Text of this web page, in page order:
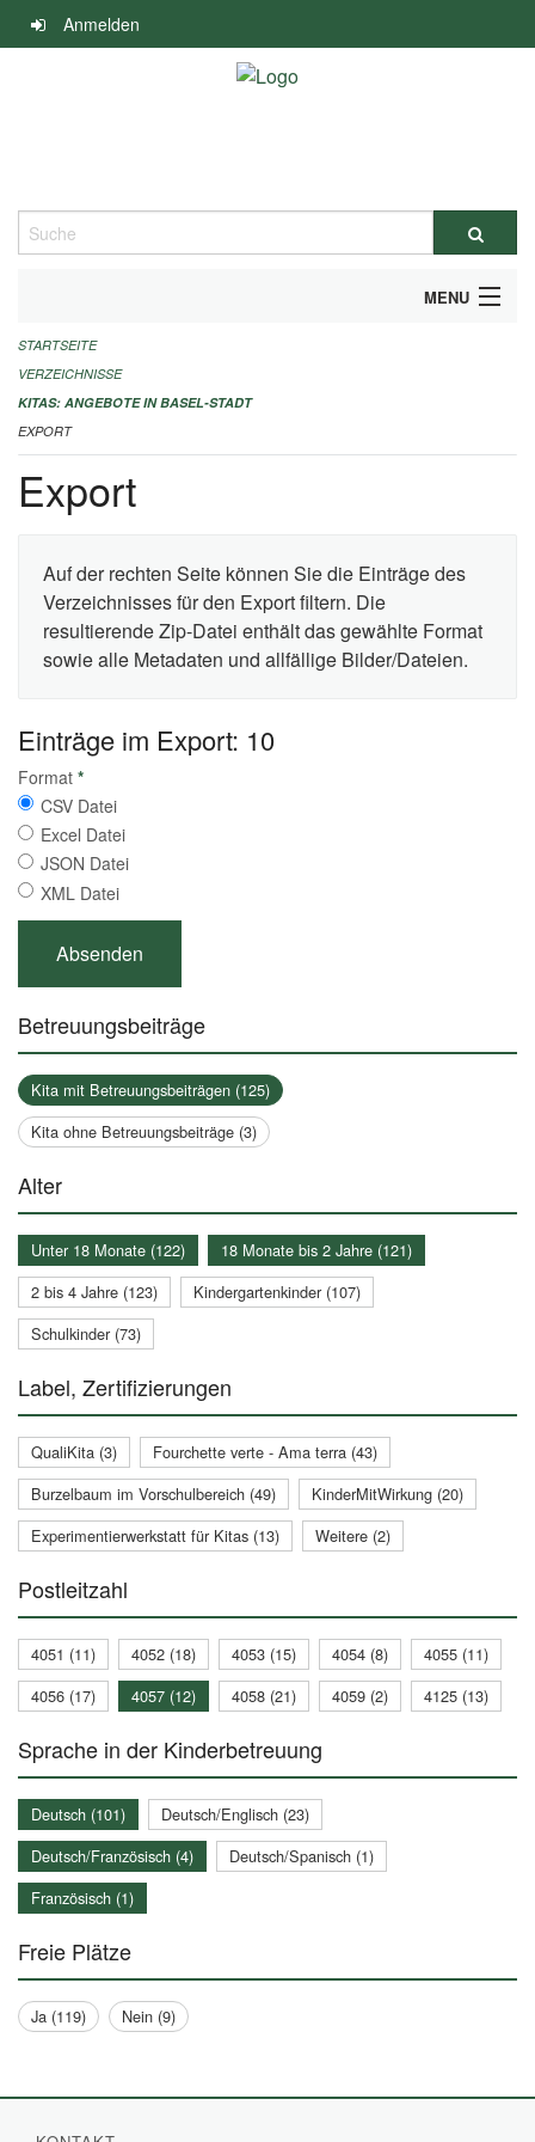
Navigation
überspringen
Anmelden
Suche
MENU
ALLGEMEINE INFORMATIONEN
IMPRESSUM
STARTSEITE
VERZEICHNISSE
KITAS: ANGEBOTE IN BASEL-STADT
EXPORT
Export
Auf der rechten Seite können Sie die Einträge des
Verzeichnisses für den Export filtern. Die
resultierende Zip-Datei enthält das gewählte Format
sowie alle Metadaten und allfällige Bilder/Dateien.
Einträge im Export: 10
Format *
CSV Datei
Excel Datei
JSON Datei
XML Datei
Betreuungsbeiträge
Kita mit Betreuungsbeiträgen (125)
Kita ohne Betreuungsbeiträge (3)
Alter
Unter 18 Monate (122)
18 Monate bis 2 Jahre (121)
2 bis 4 Jahre (123)
Kindergartenkinder (107)
Schulkinder (73)
Label, Zertifizierungen
QualiKita (3)
Fourchette verte - Ama terra (43)
Burzelbaum im Vorschulbereich (49)
KinderMitWirkung (20)
Experimentierwerkstatt für Kitas (13)
Weitere (2)
Postleitzahl
4051 (11) 4052 (18) 4053 (15) 4054 (8)
4055 (11)
4056 (17)
4057 (12) 4058 (21) 4059 (2) 4125 (13)
Sprache in der Kinderbetreuung
Deutsch (101)
Deutsch/Englisch (23)
Deutsch/Französisch (4)
Deutsch/Spanisch (1)
Französisch (1)
Freie Plätze
Ja (119) Nein (9)